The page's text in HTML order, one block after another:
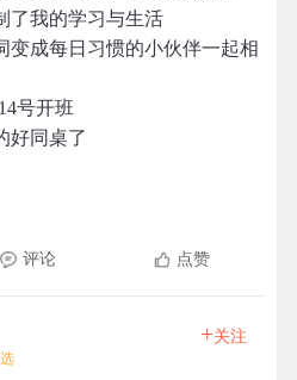
了我的学习与生活
变成每日习惯的小伙伴一起相
号开班
好同桌了
评论 点赞
+关注